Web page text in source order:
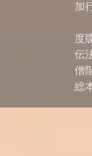
加
度
伝
僧
総